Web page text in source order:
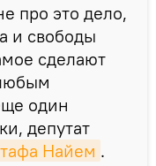
про это дело,
и свободы
сделают
один
депутат
Найем .